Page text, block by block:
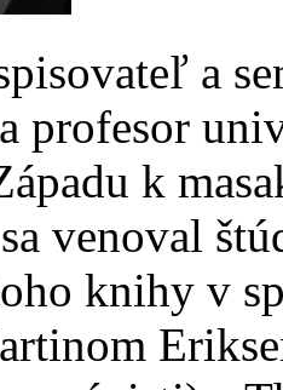
a
profesor
k
venoval
knihy v